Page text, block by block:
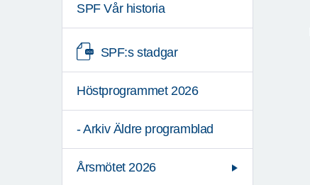
SPF Vår historia
SPF:s stadgar
Höstprogrammet 2026
- Arkiv Äldre programblad
Årsmötet 2026